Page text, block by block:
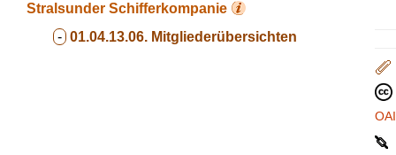
Stralsunder Schifferkompanie
- 01.04.13.06. Mitgliederübersichten